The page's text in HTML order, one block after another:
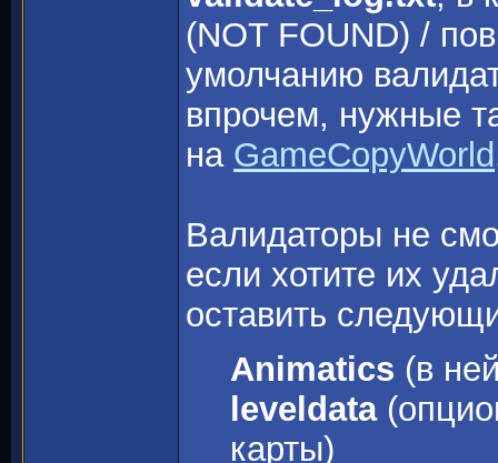
(NOT FOUND) /
умолчанию
впрочем, нужные
на GameCopyWorld
Валидаторы не
если хотите их
оставить
Animatics (в
leveldata
карты)